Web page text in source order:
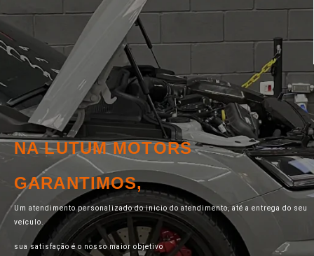
NA LUTUM MOTORS
GARANTIMOS,
Um atendimento personalizado do inicio do atendimento, até a entrega do seu
veículo.
sua satisfação é o nosso maior objetivo